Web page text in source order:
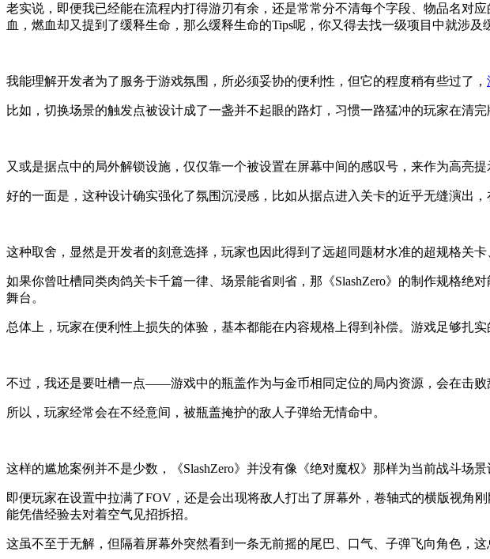
老实说，即便我已经能在流程内打得游刃有余，还是常常分不清每个字段、物品名对
血，燃血却又提到了缓释生命，那么缓释生命的Tips呢，你又得去找一级项目中就涉及
我能理解开发者为了服务于游戏氛围，所必须妥协的便利性，但它的程度稍有些过了，
比如，切换场景的触发点被设计成了一盏并不起眼的路灯，习惯一路猛冲的玩家在清
又或是据点中的局外解锁设施，仅仅靠一个被设置在屏幕中间的感叹号，来作为高亮提
好的一面是，这种设计确实强化了氛围沉浸感，比如从据点进入关卡的近乎无缝演出
这种取舍，显然是开发者的刻意选择，玩家也因此得到了远超同题材水准的超规格关
如果你曾吐槽同类肉鸽关卡千篇一律、场景能省则省，那《SlashZero》的制作规格
舞台。
总体上，玩家在便利性上损失的体验，基本都能在内容规格上得到补偿。游戏足够扎
不过，我还是要吐槽一点——游戏中的瓶盖作为与金币相同定位的局内资源，会在击
所以，玩家经常会在不经意间，被瓶盖掩护的敌人子弹给无情命中。
这样的尴尬案例并不是少数，《SlashZero》并没有像《绝对魔权》那样为当前战斗场
即便玩家在设置中拉满了FOV，还是会出现将敌人打出了屏幕外，卷轴式的横版视角
能凭借经验去对着空气见招拆招。
这虽不至于无解，但隔着屏幕外突然看到一条无前摇的尾巴、口气、子弹飞向角色，